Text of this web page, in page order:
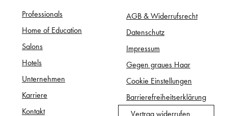
Professionals
Home of Education
Salons
Hotels
Unternehmen
Karriere
Kontakt
AGB & Widerrufsrecht
Datenschutz
Impressum
Gegen graues Haar
Cookie Einstellungen
Barrierefreiheitserklärung
Vertrag widerrufen